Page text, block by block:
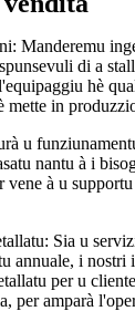
Manderemu
di a
hè
mette in
u
nantu à i
vene à u
Sia u
annuale, i nostri
per u
per amparà